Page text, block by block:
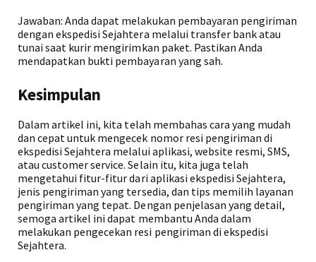
Jawaban: Anda dapat melakukan pembayaran pengiriman
dengan ekspedisi Sejahtera melalui transfer bank atau
tunai saat kurir mengirimkan paket. Pastikan Anda
mendapatkan bukti pembayaran yang sah.
Kesimpulan
Dalam artikel ini, kita telah membahas cara yang mudah
dan cepat untuk mengecek nomor resi pengiriman di
ekspedisi Sejahtera melalui aplikasi, website resmi, SMS,
atau customer service. Selain itu, kita juga telah
mengetahui fitur-fitur dari aplikasi ekspedisi Sejahtera,
jenis pengiriman yang tersedia, dan tips memilih layanan
pengiriman yang tepat. Dengan penjelasan yang detail,
semoga artikel ini dapat membantu Anda dalam
melakukan pengecekan resi pengiriman di ekspedisi
Sejahtera.